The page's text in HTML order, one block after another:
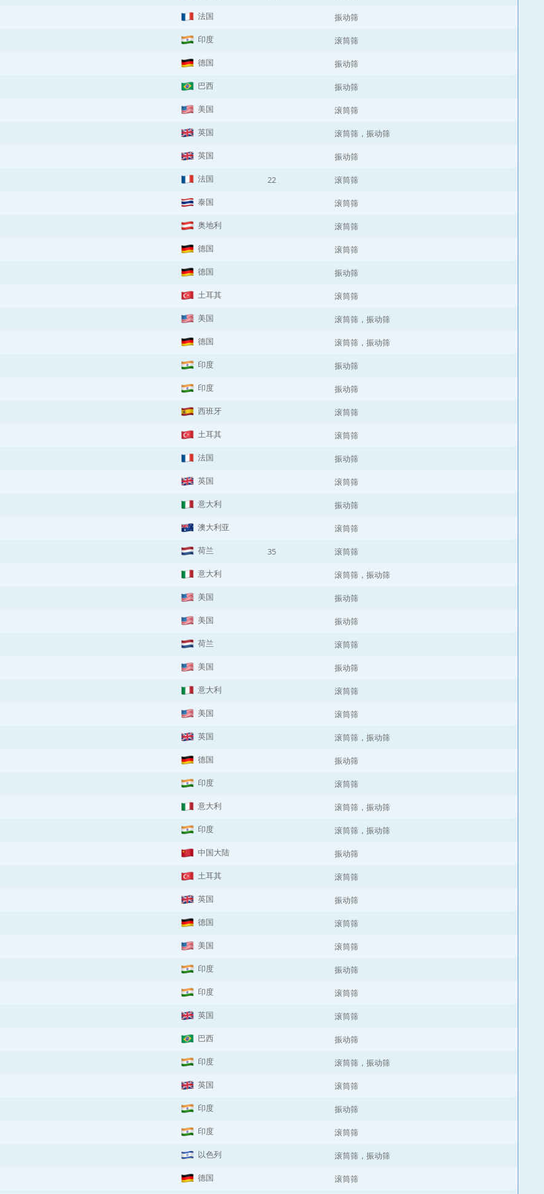
法国 振动筛
印度 滚筒筛
德国 振动筛
巴西 振动筛
美国 滚筒筛
英国 滚筒筛，振动筛
英国 振动筛
法国 22 滚筒筛
泰国 滚筒筛
奥地利 滚筒筛
德国 滚筒筛
德国 振动筛
土耳其 滚筒筛
美国 滚筒筛，振动筛
德国 滚筒筛，振动筛
印度 振动筛
印度 振动筛
西班牙 滚筒筛
土耳其 滚筒筛
法国 振动筛
英国 滚筒筛
意大利 振动筛
澳大利亚 滚筒筛
荷兰 35 滚筒筛
意大利 滚筒筛，振动筛
美国 振动筛
美国 振动筛
荷兰 滚筒筛
美国 振动筛
意大利 滚筒筛
美国 滚筒筛
英国 滚筒筛，振动筛
德国 振动筛
印度 滚筒筛
意大利 滚筒筛，振动筛
印度 滚筒筛，振动筛
中国大陆 振动筛
土耳其 滚筒筛
英国 振动筛
德国 滚筒筛
美国 滚筒筛
印度 振动筛
印度 滚筒筛
英国 滚筒筛
巴西 振动筛
印度 滚筒筛，振动筛
英国 滚筒筛
印度 振动筛
印度 滚筒筛
以色列 滚筒筛，振动筛
德国 滚筒筛